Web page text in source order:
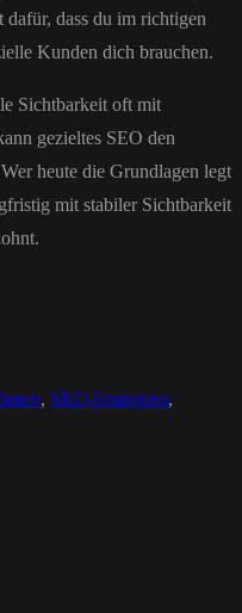
dafür, dass du im richtigen
Kunden dich brauchen.
Sichtbarkeit oft mit
gezieltes SEO den
heute die Grundlagen legt
mit stabiler Sichtbarkeit
, SEO-Strategien,